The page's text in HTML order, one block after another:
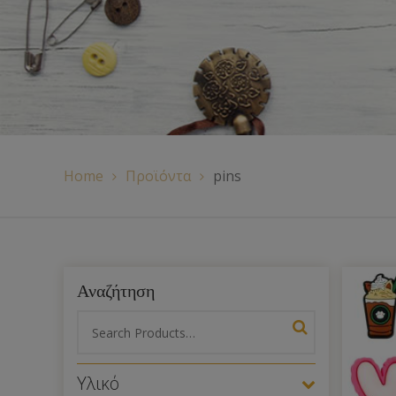
Χερούλια Τσάντας
Ιμάντες
Πλέγματα
Home Προϊόντα pins
Αναζήτηση
Υλικό